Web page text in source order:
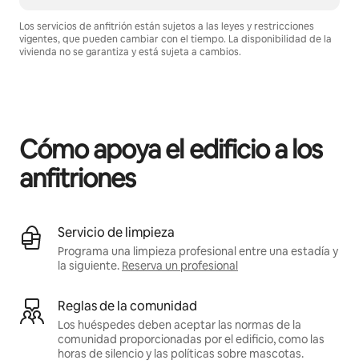
Los servicios de anfitrión están sujetos a las leyes y restricciones
vigentes, que pueden cambiar con el tiempo. La disponibilidad de la
vivienda no se garantiza y está sujeta a cambios.
Cómo apoya el edificio a los
anfitriones
Servicio de limpieza
Programa una limpieza profesional entre una estadía y
la siguiente. Reserva un profesional
Reglas de la comunidad
Los huéspedes deben aceptar las normas de la
comunidad proporcionadas por el edificio, como las
horas de silencio y las políticas sobre mascotas.